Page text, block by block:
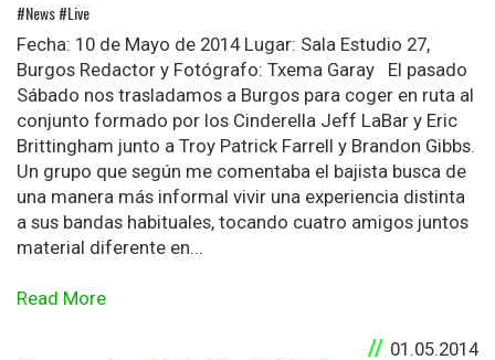
#News #Live
Fecha: 10 de Mayo de 2014 Lugar: Sala Estudio 27,
Burgos Redactor y Fotógrafo: Txema Garay El pasado
Sábado nos trasladamos a Burgos para coger en ruta al
conjunto formado por los Cinderella Jeff LaBar y Eric
Brittingham junto a Troy Patrick Farrell y Brandon Gibbs.
Un grupo que según me comentaba el bajista busca de
una manera más informal vivir una experiencia distinta
a sus bandas habituales, tocando cuatro amigos juntos
material diferente en...
Read More
01.05.2014